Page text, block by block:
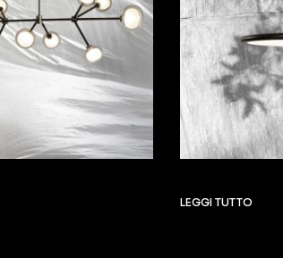
LEGGI TUTTO